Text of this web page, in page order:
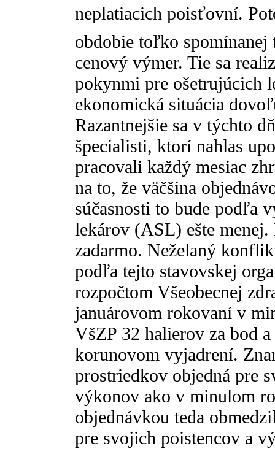
neplatiacich poisťovní.
obdobie toľko spomínanej
cenový výmer. Tie sa
pokynmi pre ošetrujúcich
ekonomická situácia
Razantnejšie sa v týchto
špecialisti, ktorí nahlas
pracovali každý mesiac
na to, že väčšina
súčasnosti to bude podľa
lekárov (ASL) ešte
zadarmo. Neželaný
podľa tejto stavovskej
rozpočtom Všeobecnej
januárovom rokovaní v
VšZP 32 halierov za bod
korunovom vyjadrení.
prostriedkov objedná pre
výkonov ako v minulom
objednávkou teda
pre svojich poistencov a